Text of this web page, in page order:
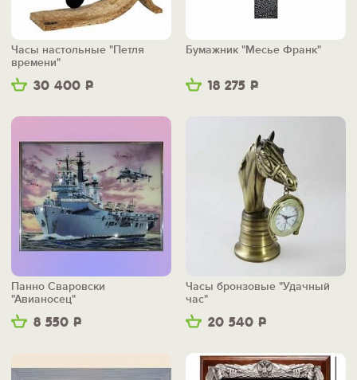
30 400 Р
Часы настольные "Петля
времени"
18 275 Р
Бумажник "Месье Франк"
8 550 Р
Панно Сваровски
"Авианосец"
20 540 Р
Часы бронзовые "Удачный
час"